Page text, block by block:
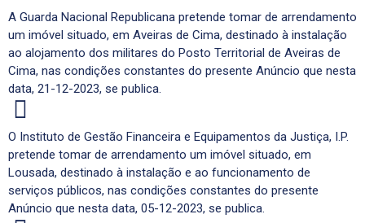
A Guarda Nacional Republicana pretende tomar de arrendamento
um imóvel situado, em Aveiras de Cima, destinado à instalação
ao alojamento dos militares do Posto Territorial de Aveiras de
Cima, nas condições constantes do presente Anúncio que nesta
data, 21-12-2023, se publica.
O Instituto de Gestão Financeira e Equipamentos da Justiça, I.P.
pretende tomar de arrendamento um imóvel situado, em
Lousada, destinado à instalação e ao funcionamento de
serviços públicos, nas condições constantes do presente
Anúncio que nesta data, 05-12-2023, se publica.